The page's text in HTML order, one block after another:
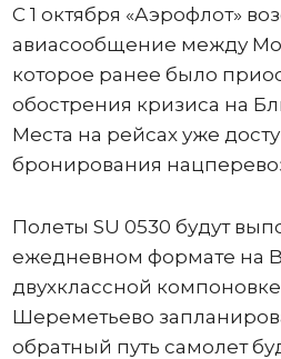
С 1 октября «Аэрофлот»
авиасообщение между
которое ранее было
обострения кризиса на
Места на рейсах уже
бронирования
Полеты SU 0530 будут
ежедневном формате на
двухклассной
Шереметьево
обратный путь самолет